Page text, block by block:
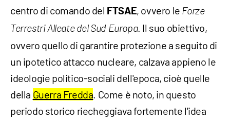
centro di comando del FTSAE, ovvero le Forze
Terrestri Alleate del Sud Europa. Il suo obiettivo,
ovvero quello di garantire protezione a seguito di
un ipotetico attacco nucleare, calzava appieno le
ideologie politico-sociali dell'epoca, cioè quelle
della Guerra Fredda. Come è noto, in questo
periodo storico riecheggiava fortemente l'idea